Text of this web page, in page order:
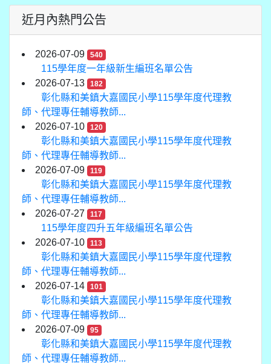
近月內熱門公告
2026-07-09 540
115學年度一年級新生編班名單公告
2026-07-13
182
彰化縣和美鎮大嘉國民小學115學年度代理教
師、代理專任輔導教師...
2026-07-10
120
彰化縣和美鎮大嘉國民小學115學年度代理教
師、代理專任輔導教師...
2026-07-09
119
彰化縣和美鎮大嘉國民小學115學年度代理教
師、代理專任輔導教師...
2026-07-27
117
115學年度四升五年級編班名單公告
2026-07-10
113
彰化縣和美鎮大嘉國民小學115學年度代理教
師、代理專任輔導教師...
2026-07-14
101
彰化縣和美鎮大嘉國民小學115學年度代理教
師、代理專任輔導教師...
2026-07-09
95
彰化縣和美鎮大嘉國民小學115學年度代理教
師、代理專任輔導教師...